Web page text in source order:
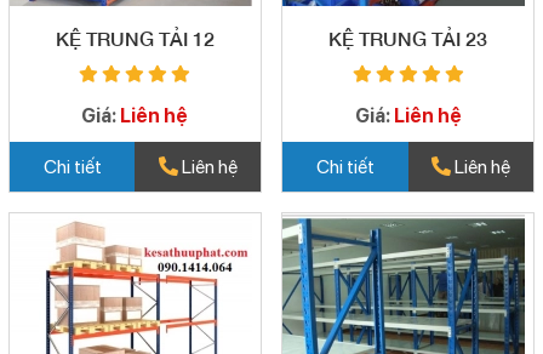
KỆ TRUNG TẢI 12
Giá: Liên hệ
Chi tiết Liên hệ
KỆ TRUNG TẢI 23
Giá: Liên hệ
Chi tiết Liên hệ